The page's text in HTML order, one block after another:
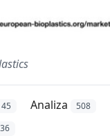
Analiza 508